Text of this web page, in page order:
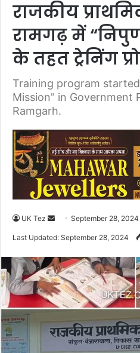
राजकीय
रामगढ़ में
के तहत ट्रेनिंग
Training program
Mission" in Government
Ramgarh.
UK Tez
e
d
a
n
e
a
September 28, 2024
Last Updated: September 28, 2024